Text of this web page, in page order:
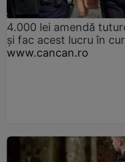
4.000 lei amendă
și fac acest lucru în
www.cancan.ro